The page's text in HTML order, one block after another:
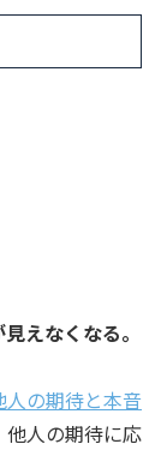
えなくなる。
人の期待と本音
人の期待に応